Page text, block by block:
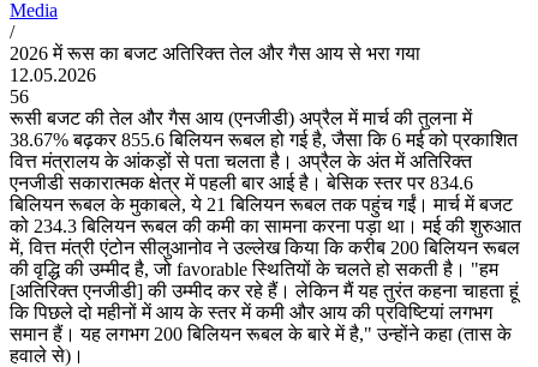
Media
/
2026 में रूस का बजट अतिरिक्त तेल और गैस आय से भरा गया
12.05.2026
56
रूसी बजट की तेल और गैस आय (एनजीडी) अप्रैल में मार्च की तुलना में
38.67% बढ़कर 855.6 बिलियन रूबल हो गई है, जैसा कि 6 मई को प्रकाशित
वित्त मंत्रालय के आंकड़ों से पता चलता है। अप्रैल के अंत में अतिरिक्त
एनजीडी सकारात्मक क्षेत्र में पहली बार आई है। बेसिक स्तर पर 834.6
बिलियन रूबल के मुकाबले, ये 21 बिलियन रूबल तक पहुंच गईं। मार्च में बजट
को 234.3 बिलियन रूबल की कमी का सामना करना पड़ा था। मई की शुरुआत
में, वित्त मंत्री एंटोन सीलुआनोव ने उल्लेख किया कि करीब 200 बिलियन रूबल
की वृद्धि की उम्मीद है, जो favorable स्थितियों के चलते हो सकती है। "हम
[अतिरिक्त एनजीडी] की उम्मीद कर रहे हैं। लेकिन मैं यह तुरंत कहना चाहता हूं
कि पिछले दो महीनों में आय के स्तर में कमी और आय की प्रविष्टियां लगभग
समान हैं। यह लगभग 200 बिलियन रूबल के बारे में है," उन्होंने कहा (तास के
हवाले से)।